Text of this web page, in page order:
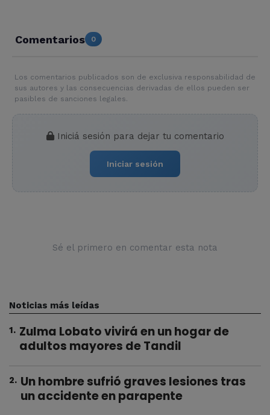
Comentarios 0
Los comentarios publicados son de exclusiva responsabilidad de
sus autores y las consecuencias derivadas de ellos pueden ser
pasibles de sanciones legales.
Iniciá sesión para dejar tu comentario
Iniciar sesión
Sé el primero en comentar esta nota
Noticias más leídas
1. Zulma Lobato vivirá en un hogar de
adultos mayores de Tandil
2. Un hombre sufrió graves lesiones tras
un accidente en parapente